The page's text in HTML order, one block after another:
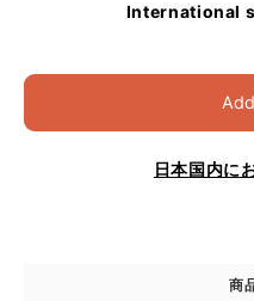
International
日本国内に
商